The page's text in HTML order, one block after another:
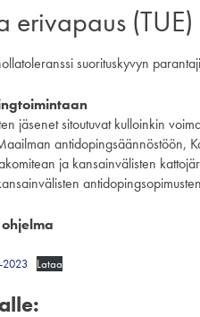
(TUE)
suorituskyvyn
jäsenet sitoutuvat kulloinkin
antidopingsäännöstöön,
ja kansainvälisten
2023 Lataa